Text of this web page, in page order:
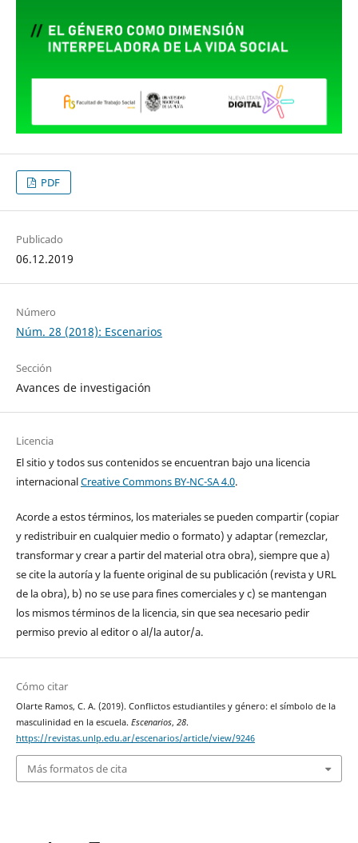
PDF
Publicado
06.12.2019
Número
Núm. 28 (2018): Escenarios
Sección
Avances de investigación
Licencia
El sitio y todos sus contenidos se encuentran bajo una licencia
internacionalCreative Commons BY-NC-SA 4.0.
Acorde a estos términos, los materiales se pueden compartir (copiar
y redistribuir en cualquier medio o formato) y adaptar (remezclar,
transformar y crear a partir del material otra obra), siempre que a)
se cite la autoría y la fuente original de su publicación (revista y URL
de la obra), b) no se use para fines comerciales y c) se mantengan
los mismos términos de la licencia, sin que sea necesario pedir
permiso previo al editor o al/la autor/a.
Cómo citar
Olarte Ramos, C. A. (2019). Conflictos estudiantiles y género: el símbolo de la
masculinidad en la escuela. Escenarios, 28.
https://revistas.unlp.edu.ar/escenarios/article/view/9246
Más formatos de cita